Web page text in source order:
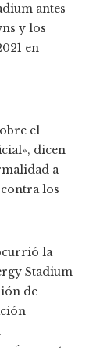
antes
y los
en
el
dicen
a
los
la
Stadium
de